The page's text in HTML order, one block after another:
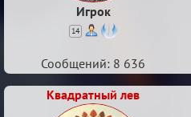
Игрок
14
Сообщений: 8 636
Квадратный лев